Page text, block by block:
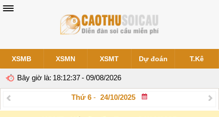
XSMB XSMN XSMT Dự đoán T.Kê
Bây giờ là: 18:12:37- 09/08/2026
Thứ 6 -